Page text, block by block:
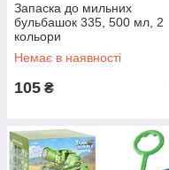
Запаска до мильних
бульбашок 335, 500 мл, 2
кольори
Немає в наявності
105 ₴